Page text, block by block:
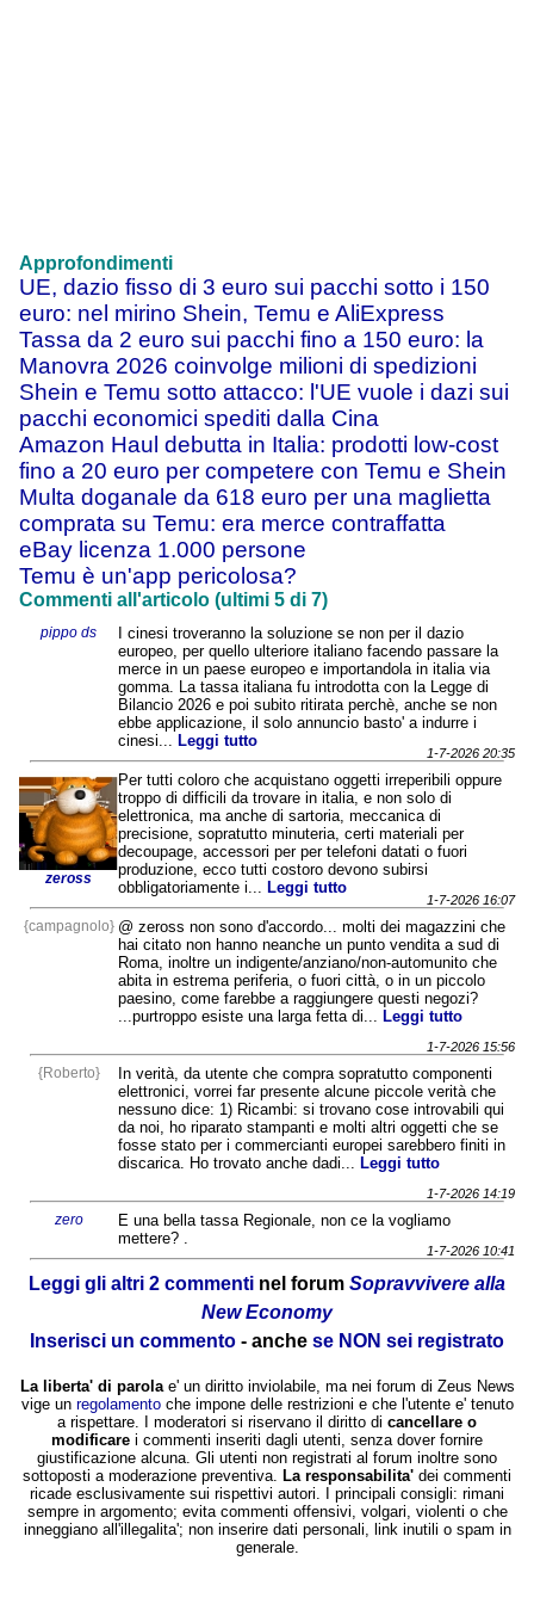
Approfondimenti
UE, dazio fisso di 3 euro sui pacchi sotto i 150
euro: nel mirino Shein, Temu e AliExpress
Tassa da 2 euro sui pacchi fino a 150 euro: la
Manovra 2026 coinvolge milioni di spedizioni
Shein e Temu sotto attacco: l'UE vuole i dazi sui
pacchi economici spediti dalla Cina
Amazon Haul debutta in Italia: prodotti low-cost
fino a 20 euro per competere con Temu e Shein
Multa doganale da 618 euro per una maglietta
comprata su Temu: era merce contraffatta
eBay licenza 1.000 persone
Temu è un'app pericolosa?
Commenti all'articolo (ultimi 5 di 7)
pippo ds
I cinesi troveranno la soluzione se non per il dazio
europeo, per quello ulteriore italiano facendo passare la
merce in un paese europeo e importandola in italia via
gomma. La tassa italiana fu introdotta con la Legge di
Bilancio 2026 e poi subito ritirata perchè, anche se non
ebbe applicazione, il solo annuncio basto' a indurre i
cinesi... Leggi tutto
1-7-2026 20:35
zeross
Per tutti coloro che acquistano oggetti irreperibili oppure
troppo di difficili da trovare in italia, e non solo di
elettronica, ma anche di sartoria, meccanica di
precisione, sopratutto minuteria, certi materiali per
decoupage, accessori per per telefoni datati o fuori
produzione, ecco tutti costoro devono subirsi
obbligatoriamente i...
Leggi tutto
1-7-2026 16:07
{campagnolo} @ zeross non sono d'accordo... molti dei magazzini che
hai citato non hanno neanche un punto vendita a sud di
Roma, inoltre un indigente/anziano/non-automunito che
abita in estrema periferia, o fuori città, o in un piccolo
paesino, come farebbe a raggiungere questi negozi?
...purtroppo esiste una larga fetta di...
Leggi tutto
1-7-2026 15:56
{Roberto}
In verità, da utente che compra sopratutto componenti
elettronici, vorrei far presente alcune piccole verità che
nessuno dice: 1) Ricambi: si trovano cose introvabili qui
da noi, ho riparato stampanti e molti altri oggetti che se
fosse stato per i commercianti europei sarebbero finiti in
discarica. Ho trovato anche dadi...
Leggi tutto
1-7-2026 14:19
zero
E una bella tassa Regionale, non ce la vogliamo
mettere? .
1-7-2026 10:41
Leggi gli altri 2 commenti nel forum Sopravvivere alla
New Economy
Inserisci un commento - anche se NON sei registrato
La liberta' di parolae' un diritto inviolabile, ma nei forum di Zeus News
vige un regolamentoche impone delle restrizioni e che l'utente e' tenuto
a rispettare. I moderatori si riservano il diritto di cancellare o
modificare i commenti inseriti dagli utenti, senza dover fornire
giustificazione alcuna. Gli utenti non registrati al forum inoltre sono
sottoposti a moderazione preventiva.
La responsabilita' dei commenti
ricade esclusivamente sui rispettivi autori. I principali consigli: rimani
sempre in argomento; evita commenti offensivi, volgari, violenti o che
inneggiano all'illegalita'; non inserire dati personali, link inutili o spam in
generale.